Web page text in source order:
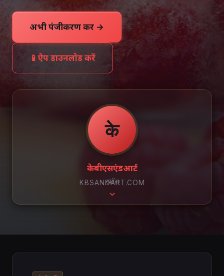
अभी पंजीकरण करें →
📱 ऐप डाउनलोड करें
के
केबीएसएंडआर्ट
KBSANDART.COM
स्क्रॉल